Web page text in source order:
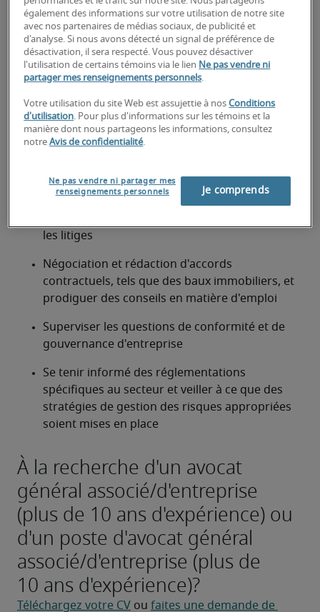
matière de conformité et de gouvernance
d'entreprise.
Responsabilités typiques d'un
avocat général
associé/d'entreprise (plus de
10 ans d'expérience) :
comptables et le personnel de marketing
les litiges
Négociation et rédaction d'accords
contractuels, tels que des baux immobiliers, et
prodiguer des conseils en matière d'emploi
Superviser les questions de conformité et de
gouvernance d'entreprise
Se tenir informé des réglementations
spécifiques au secteur et veiller à ce que des
stratégies de gestion des risques appropriées
soient mises en place
À la recherche d'un avocat
général associé/d'entreprise
(plus de 10 ans d'expérience) ou
d'un poste d'avocat général
associé/d'entreprise (plus de
10 ans d'expérience)?
Téléchargez votre CV ou faites une demande de
également des informations sur votre utilisation de notre site
avec nos partenaires de médias sociaux, de publicité et
d'analyse. Si nous avons détecté un signal de préférence de
désactivation, il sera respecté. Vous pouvez désactiver
l'utilisation de certains témoins via le lien Ne pas vendre ni
partager mes renseignements personnels.
Votre utilisation du site Web est assujettie à nosConditions
d'utilisation. Pour plus d'informations sur les témoins et la
manière dont nous partageons les informations, consultez
notreAvis de confidentialité.
Ne pas vendre ni partager mes
renseignements personnels
Je comprends